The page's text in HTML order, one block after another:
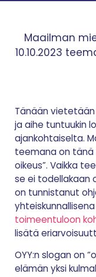
Maailman
10.10.2023
Tänään vietetään
ja aihe tuntuukin
ajankohtaiselta.
teemana on tänä
oikeus”. Vaikka
se ei todellakaan
on tunnistanut
toimeentuloon
lisätä
OYY:n slogan on
elämän yksi